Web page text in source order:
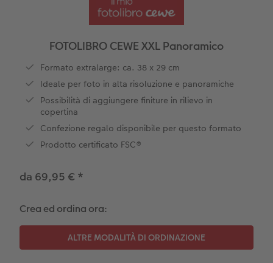
Foto adesivi
Poster premium
Plexiglas
Gallery print
Foto su legno
Mosaico
Come ordinare
Cover
Cartoline spedizione diretta
FOTOLIBRO CEWE XXL Panoramico
Formato extralarge: ca. 38 x 29 cm
Ideale per foto in alta risoluzione e panoramiche
Possibilità di aggiungere finiture in rilievo in
copertina
Confezione regalo disponibile per questo formato
Prodotto certificato FSC®
da 69,95 € *
Crea ed ordina ora: